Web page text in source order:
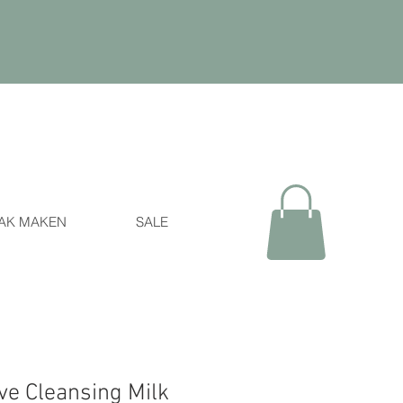
MAKEN SALE
Cleansing Milk